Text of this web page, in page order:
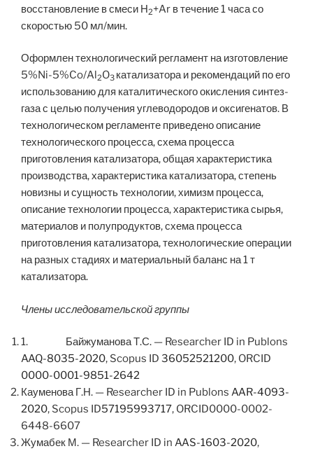
восстановление в смеси Н2+Ar в течение 1 часа со
скоростью 50 мл/мин.
Оформлен технологический регламент на изготовление
5%Ni-5%Co/Al2O3 катализатора и рекомендаций по его
использованию для каталитического окисления синтез-
газа с целью получения углеводородов и оксигенатов. В
технологическом регламенте приведено описание
технологического процесса, схема процесса
приготовления катализатора, общая характеристика
производства, характеристика катализатора, степень
новизны и сущность технологии, химизм процесса,
описание технологии процесса, характеристика сырья,
материалов и полупродуктов, схема процесса
приготовления катализатора, технологические операции
на разных стадиях и материальный баланс на 1 т
катализатора.
Членыисследовательской группы
1. Байжуманова Т.С. — Researcher ID in Publons
AAQ-8035-2020, Scopus ID 36052521200, ORCID
0000-0001-9851-2642
Кауменова Г.Н. — Researcher ID in Publons AAR-4093-
2020, Scopus ID57195993717, ORCID0000-0002-
6448-6607
Жумабек М. — Researcher ID in AAS-1603-2020,